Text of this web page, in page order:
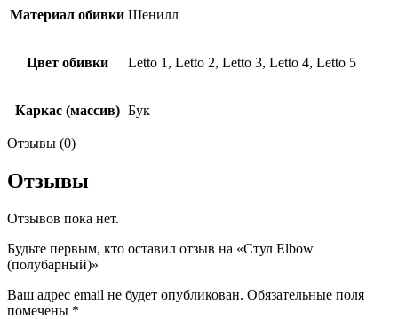
Материал обивки Шенилл
Цвет обивки Letto 1, Letto 2, Letto 3, Letto 4, Letto 5
Каркас (массив) Бук
Отзывы (0)
Отзывы
Отзывов пока нет.
Будьте первым, кто оставил отзыв на «Стул Elbow
(полубарный)»
Ваш адрес email не будет опубликован. Обязательные поля
помечены *